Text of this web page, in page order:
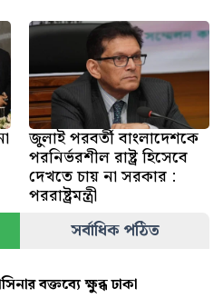
জুলাই পরবর্তী বাংলাদেশকে
পরনির্ভরশীল রাষ্ট্র হিসেবে
দেখতে চায় না সরকার :
পররাষ্ট্রমন্ত্রী
সর্বাধিক পঠিত
বক্তব্যে ক্ষুব্ধ ঢাকা